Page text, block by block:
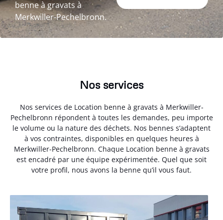
benne à gravats à
Merkwiller-Pechelbronn.
Nos services
Nos services de Location benne à gravats à Merkwiller-
Pechelbronn répondent à toutes les demandes, peu importe
le volume ou la nature des déchets. Nos bennes s’adaptent
à vos contraintes, disponibles en quelques heures à
Merkwiller-Pechelbronn. Chaque Location benne à gravats
est encadré par une équipe expérimentée. Quel que soit
votre profil, nous avons la benne qu’il vous faut.